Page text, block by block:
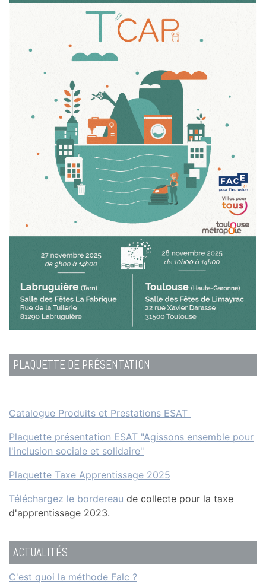
PLAQUETTE DE PRÉSENTATION
Catalogue Produits et Prestations ESAT
Plaquette présentation ESAT "Agissons ensemble pour
l'inclusion sociale et solidaire"
Plaquette Taxe Apprentissage 2025
Téléchargez le bordereau de collecte pour la taxe
d'apprentissage 2023.
ACTUALITÉS
2ème édition de T'CAP(h) dans la Haute-Garonne et le
C'est quoi la méthode Falc ?
Taxe apprentissage 2025